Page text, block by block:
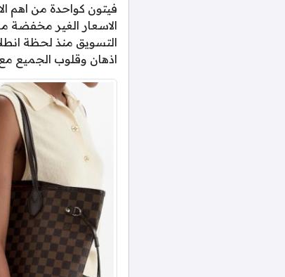
الاسعار الغير مخفضة
التسويق منذ لحظة
اذهان وقلوب الجميع